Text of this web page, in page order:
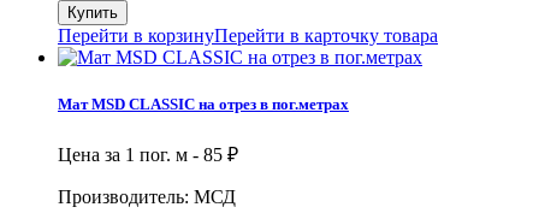
Перейти в корзинуПерейти в карточку товара
Мат MSD CLASSIC на отрез в пог.метрах
Цена за 1 пог. м - 85 ₽
Производитель: МСД